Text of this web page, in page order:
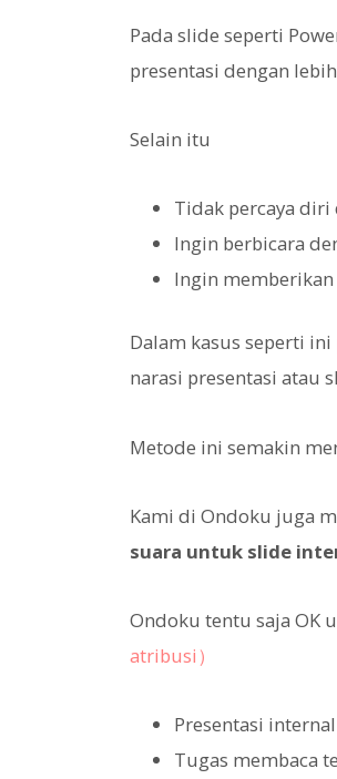
Pada slide seperti
presentasi dengan
Selain itu
Tidak percaya
Ingin berbicara
Ingin
Dalam kasus seperti
narasi presentasi atau
Metode ini semakin
Kami di Ondoku juga
suara untuk slide
Ondoku tentu saja OK
atribusi）
Presentasi
Tugas membaca